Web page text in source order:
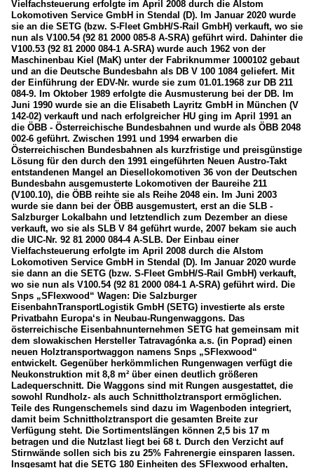
Vielfachsteuerung erfolgte im April 2008 durch die Alstom
Lokomotiven Service GmbH in Stendal (D). Im Januar 2020 wurde
sie an die SETG (bzw. S-Fleet GmbH/S-Rail GmbH) verkauft, wo sie
nun als V100.54 (92 81 2000 085-8 A-SRA) geführt wird. Dahinter die
V100.53 (92 81 2000 084-1 A-SRA) wurde auch 1962 von der
Maschinenbau Kiel (MaK) unter der Fabriknummer 1000102 gebaut
und an die Deutsche Bundesbahn als DB V 100 1084 geliefert. Mit
der Einführung der EDV-Nr. wurde sie zum 01.01.1968 zur DB 211
084-9. Im Oktober 1989 erfolgte die Ausmusterung bei der DB. Im
Juni 1990 wurde sie an die Elisabeth Layritz GmbH in München (V
142-02) verkauft und nach erfolgreicher HU ging im April 1991 an
die ÖBB - Österreichische Bundesbahnen und wurde als ÖBB 2048
002-6 geführt. Zwischen 1991 und 1994 erwarben die
Österreichischen Bundesbahnen als kurzfristige und preisgünstige
Lösung für den durch den 1991 eingeführten Neuen Austro-Takt
entstandenen Mangel an Diesellokomotiven 36 von der Deutschen
Bundesbahn ausgemusterte Lokomotiven der Baureihe 211
(V100.10), die ÖBB reihte sie als Reihe 2048 ein. Im Juni 2003
wurde sie dann bei der ÖBB ausgemustert, erst an die SLB -
Salzburger Lokalbahn und letztendlich zum Dezember an diese
verkauft, wo sie als SLB V 84 geführt wurde, 2007 bekam sie auch
die UIC-Nr. 92 81 2000 084-4 A-SLB. Der Einbau einer
Vielfachsteuerung erfolgte im April 2008 durch die Alstom
Lokomotiven Service GmbH in Stendal (D). Im Januar 2020 wurde
sie dann an die SETG (bzw. S-Fleet GmbH/S-Rail GmbH) verkauft,
wo sie nun als V100.54 (92 81 2000 084-1 A-SRA) geführt wird. Die
Snps „SFlexwood“ Wagen: Die Salzburger
EisenbahnTransportLogistik GmbH (SETG) investierte als erste
Privatbahn Europa‘s in Neubau-Rungenwaggons. Das
österreichische Eisenbahnunternehmen SETG hat gemeinsam mit
dem slowakischen Hersteller Tatravagónka a.s. (in Poprad) einen
neuen Holztransportwaggon namens Snps „SFlexwood“
entwickelt. Gegenüber herkömmlichen Rungenwagen verfügt die
Neukonstruktion mit 8,8 m² über einen deutlich größeren
Ladequerschnitt. Die Waggons sind mit Rungen ausgestattet, die
sowohl Rundholz- als auch Schnittholztransport ermöglichen.
Teile des Rungenschemels sind dazu im Wagenboden integriert,
damit beim Schnittholztransport die gesamten Breite zur
Verfügung steht. Die Sortimentslängen können 2,5 bis 17 m
betragen und die Nutzlast liegt bei 68 t. Durch den Verzicht auf
Stirnwände sollen sich bis zu 25% Fahrenergie einsparen lassen.
Insgesamt hat die SETG 180 Einheiten des SFlexwood erhalten,